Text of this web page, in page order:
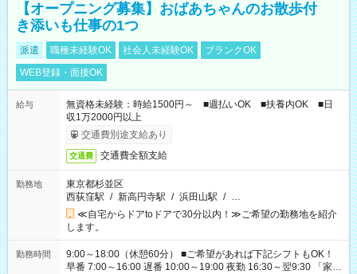
【オープニング募集】おばあちゃんのお散歩付
き添いも仕事の1つ
派遣 職種未経験OK 社会人未経験OK
ブランクOK
WEB登録・面接OK
給与
無資格未経験：時給1500円～ ■週払いOK ■扶養内OK ■日
収1万2000円以上
交通費別途支給あり
交通費 交通費全額支給
勤務地
東京都杉並区
西荻窪駅 / 新高円寺駅 / 浜田山駅 / …
≪自宅からドアtoドアで30分以内！≫ご希望の勤務地を紹介
します。
勤務時間
9:00～18:00（休憩60分） ■ご希望があれば下記シフトもOK！
早番 7:00～16:00 遅番 10:00～19:00 夜勤 16:30～翌9:30 「家族